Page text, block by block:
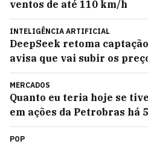
ventos de até 110 km/h
INTELIGÊNCIA ARTIFICIAL
DeepSeek retoma
avisa que vai subir os
MERCADOS
Quanto eu teria hoje se
em ações da Petrobras há
POP